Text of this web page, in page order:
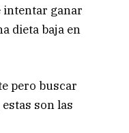
intentar ganar
dieta baja en
pero buscar
son las